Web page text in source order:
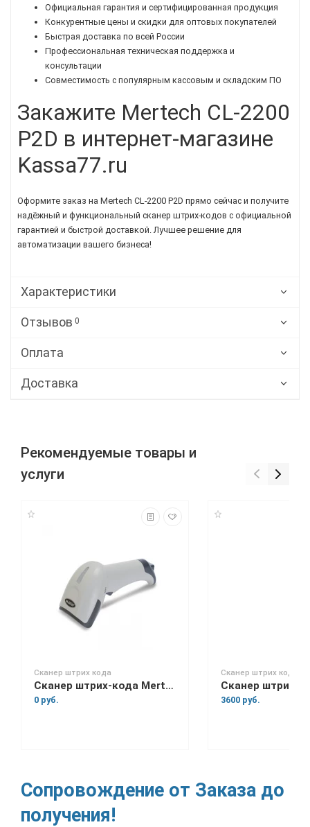
Официальная гарантия и сертифицированная продукция
Конкурентные цены и скидки для оптовых покупателей
Быстрая доставка по всей России
Профессиональная техническая поддержка и
консультации
Совместимость с популярным кассовым и складским ПО
Закажите Mertech CL-2200
P2D в интернет-магазине
Kassa77.ru
Оформите заказ на Mertech CL-2200 P2D прямо сейчас и получите
надёжный и функциональный сканер штрих-кодов с официальной
гарантией и быстрой доставкой. Лучшее решение для
автоматизации вашего бизнеса!
Характеристики
Отзывов 0
Оплата
Доставка
Рекомендуемые товары и
услуги
Сканер штрих кода
Сканер штрих-кода Mertech 2300 P2D
0 руб.
Сканер штрих кода
3600 руб.
Сопровождение от Заказа до
получения!